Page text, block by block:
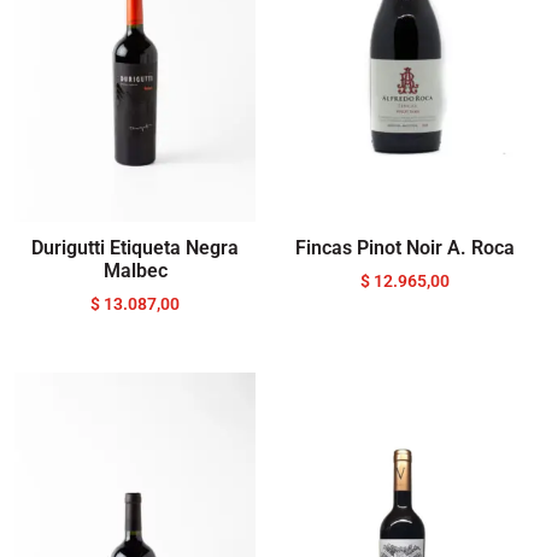
Durigutti Etiqueta Negra
Malbec
$ 13.087,00
Fincas Pinot Noir A. Roca
$ 12.965,00